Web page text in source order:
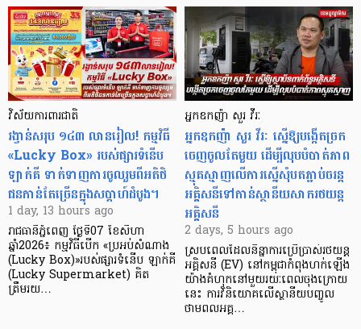
វិស័យការពារជាតិ
រង្វាន់សរុប ១៤៣ លានរៀល! កម្មវិធី
«Lucky Box» របស់ផ្សារទំនើប
ឡាក់គី ទាក់ទាញការចូលរួមពីអតិថិ
ជនកាន់តែច្រើនក្នុងសប្តាហ៍ដំបូង។
1 day, 13 hours ago
រាជធានីភ្នំពេញ ថ្ងៃទី07 ខែសីហា
ឆ្នាំ2026៖ កម្មវិធីបើក «ប្រអប់សំណាង
(Lucky Box)»របស់ផ្សារទំនើប ឡាក់គី
(Lucky Supermarket) គិត
ត្រឹមរយ…
អ្នកឧកញ៉ា សួរ វីរៈ
អ្នកឧកញ៉ា សួរ វីរៈ ស្នើឱ្យបង្កើតច្រក
ចេញចូលតែមួយ ដើម្បីលុបបំបាត់ភាព
ស្មុគស្មាញលើការស្នើសុំបតភ្ជាប់ចរន្ត
អគ្គិសនីទៅកាន់ស្ថានីយសាករថយន្ត
អគ្គិសនី
2 days, 5 hours ago
ស្របពេលដែលនិន្នាការប្រើប្រាស់រថយន្ត
អគ្គិសនី (EV) នៅកម្ពុជាកំពុងហក់ឡើង
យ៉ាងគំហុកនៅមួយរយៈពេលចុងក្រោយ
នេះ ការវិនិយោគលើស្ថានីយបញ្ចូល
ថាមពលអគ្គ…